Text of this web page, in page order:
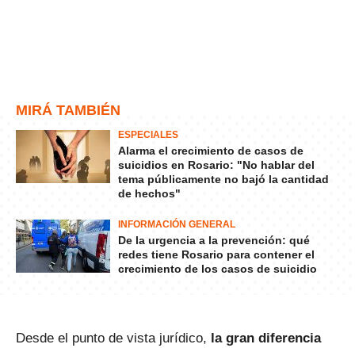
MIRÁ TAMBIÉN
ESPECIALES
Alarma el crecimiento de casos de
suicidios en Rosario: "No hablar del
tema públicamente no bajó la cantidad
de hechos"
INFORMACIÓN GENERAL
De la urgencia a la prevención: qué
redes tiene Rosario para contener el
crecimiento de los casos de suicidio
Desde el punto de vista jurídico, la gran diferencia